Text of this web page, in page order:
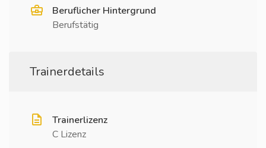
Beruflicher Hintergrund
Berufstätig
Trainerdetails
Trainerlizenz
C Lizenz